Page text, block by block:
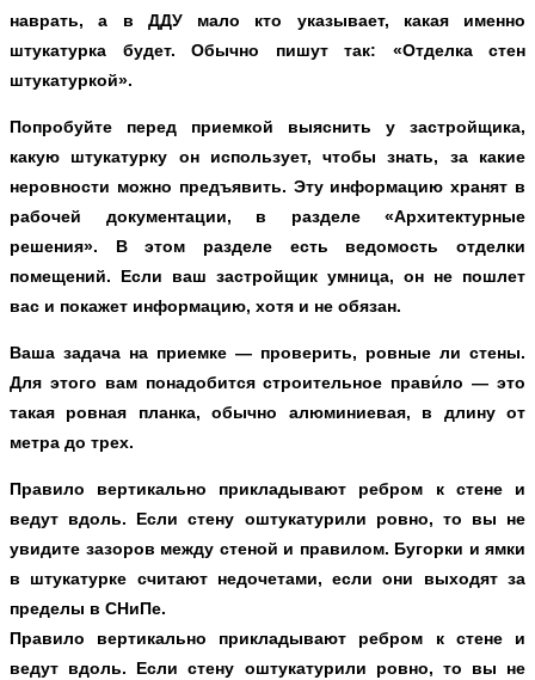
наврать, а в ДДУ мало кто указывает, какая именно
штукатурка будет. Обычно пишут так: «Отделка стен
штукатуркой».
Попробуйте перед приемкой выяснить у застройщика,
какую штукатурку он использует, чтобы знать, за какие
неровности можно предъявить. Эту информацию хранят в
рабочей документации, в разделе «Архитектурные
решения». В этом разделе есть ведомость отделки
помещений. Если ваш застройщик умница, он не пошлет
вас и покажет информацию, хотя и не обязан.
Ваша задача на приемке — проверить, ровные ли стены.
Для этого вам понадобится строительное прави́ло — это
такая ровная планка, обычно алюминиевая, в длину от
метра до трех.
Правило вертикально прикладывают ребром к стене и
ведут вдоль. Если стену оштукатурили ровно, то вы не
увидите зазоров между стеной и правилом. Бугорки и ямки
в штукатурке считают недочетами, если они выходят за
пределы в СНиПе.
Правило вертикально прикладывают ребром к стене и
ведут вдоль. Если стену оштукатурили ровно, то вы не